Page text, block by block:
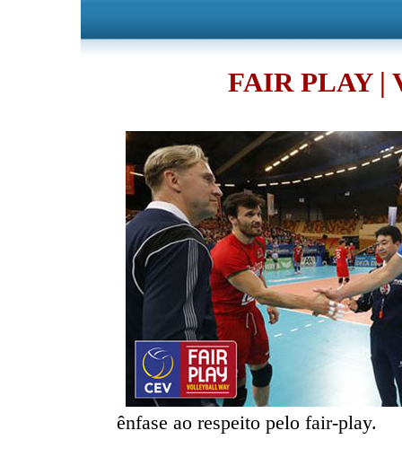
FAIR PLAY |
ênfase ao respeito pelo fair-play.